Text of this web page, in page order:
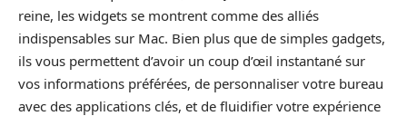
reine, les widgets se montrent comme des alliés
indispensables sur Mac. Bien plus que de simples gadgets,
ils vous permettent d’avoir un coup d’œil instantané sur
vos informations préférées, de personnaliser votre bureau
avec des applications clés, et de fluidifier votre expérience